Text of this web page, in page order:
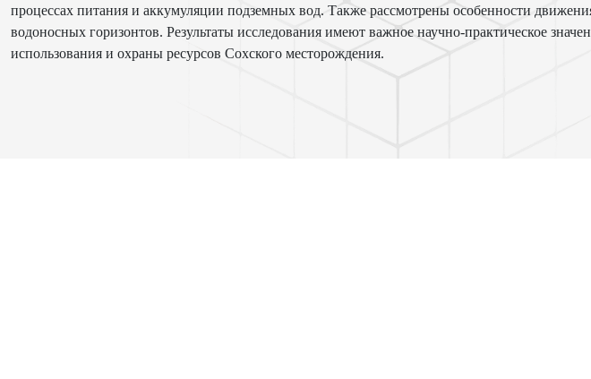
процессах питания и аккумуляции подземных вод. Также рассмотрены особенности
водоносных горизонтов. Результаты исследования имеют важное научно-практическое
использования и охраны ресурсов Сохского месторождения.